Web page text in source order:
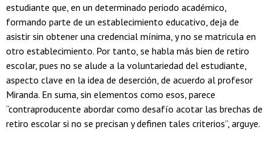
estudiante que, en un determinado periodo académico,
formando parte de un establecimiento educativo, deja de
asistir sin obtener una credencial mínima, y no se matricula en
otro establecimiento. Por tanto, se habla más bien de retiro
escolar, pues no se alude a la voluntariedad del estudiante,
aspecto clave en la idea de deserción, de acuerdo al profesor
Miranda. En suma, sin elementos como esos, parece
“contraproducente abordar como desafío acotar las brechas de
retiro escolar si no se precisan y definen tales criterios”, arguye.